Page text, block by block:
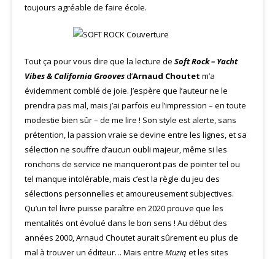
toujours agréable de faire école.
Tout ça pour vous dire que la lecture de Soft Rock – Yacht
Vibes & California Groovesd’Arnaud Choutet m’a
évidemment comblé de joie. J’espère que l’auteur ne le
prendra pas mal, mais j’ai parfois eu l’impression – en toute
modestie bien sûr – de me lire ! Son style est alerte, sans
prétention, la passion vraie se devine entre les lignes, et sa
sélection ne souffre d’aucun oubli majeur, même si les
ronchons de service ne manqueront pas de pointer tel ou
tel manque intolérable, mais c’est la règle du jeu des
sélections personnelles et amoureusement subjectives.
Qu’un tel livre puisse paraître en 2020 prouve que les
mentalités ont évolué dans le bon sens ! Au début des
années 2000, Arnaud Choutet aurait sûrement eu plus de
mal à trouver un éditeur… Mais entre Muziq et les sites